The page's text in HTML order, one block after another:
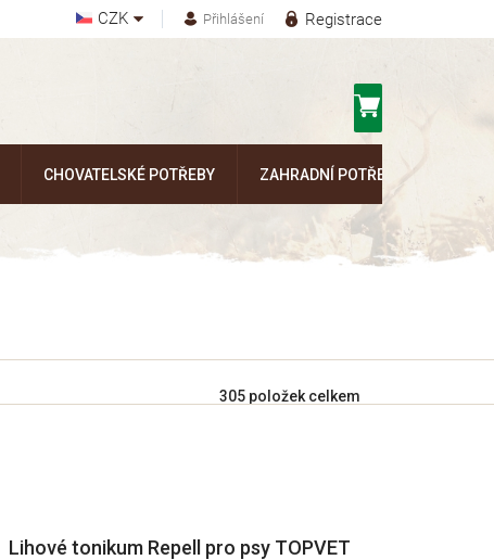
CZK Registrace
Přihlášení
CHOVATELSKÉ POTŘEBY ZAHRADNÍ POTŘEBY
305 položek celkem
Lihové tonikum Repell pro psy TOPVET